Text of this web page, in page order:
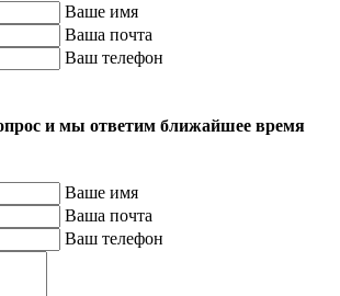
Ваше имя
Ваша почта
Ваш телефон
и мы ответим ближайшее время
Ваше имя
Ваша почта
Ваш телефон